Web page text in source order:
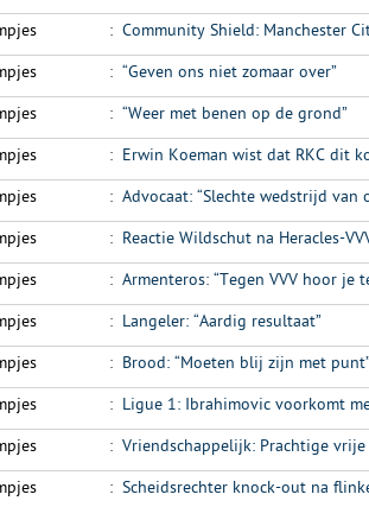
: Community Shield: Manchester
: “Geven ons niet zomaar over”
: “Weer met benen op de grond”
: Erwin Koeman wist dat RKC dit
: Advocaat: “Slechte wedstrijd van
: Reactie Wildschut na Heracles-
: Armenteros: “Tegen VVV hoor je
: Langeler: “Aardig resultaat”
: Brood: “Moeten blij zijn met
: Ligue 1: Ibrahimovic voorkomt
: Vriendschappelijk: Prachtige
: Scheidsrechter knock-out na